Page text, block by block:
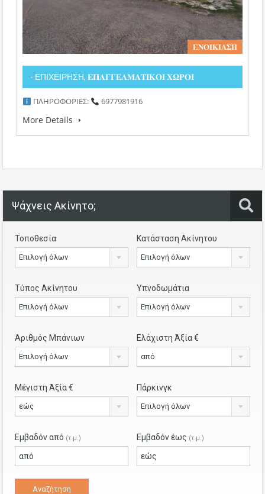
𝚬𝚴𝚶𝚰𝚱𝚰𝚨𝚺𝚮
- ΕΠΙΧΕΙΡΗΣΗ, 𝚬𝚷𝚨𝚪𝚪𝚬𝚲𝚳𝚨𝚻𝚰𝚱𝚶𝚰 𝚾𝛀𝚸𝚶𝚰
ΠΛΗΡΟΦΟΡΙΕΣ: 6977981916
More Details
Ψάχνεις Ακίνητο;
Τοποθεσία
Επιλογή όλων
Κατάσταση Ακίνητου
Επιλογή όλων
Τύπος Ακίνητου
Επιλογή όλων
Υπνοδωμάτια
Επιλογή όλων
Αριθμός Μπάνιων
Επιλογή όλων
Ελάχιστη Άξία €
από
Μέγιστη Άξία €
εώς
Πάρκινγκ
Επιλογή όλων
Εμβαδόν από (τ.μ.) Εμβαδόν έως (τ.μ.)